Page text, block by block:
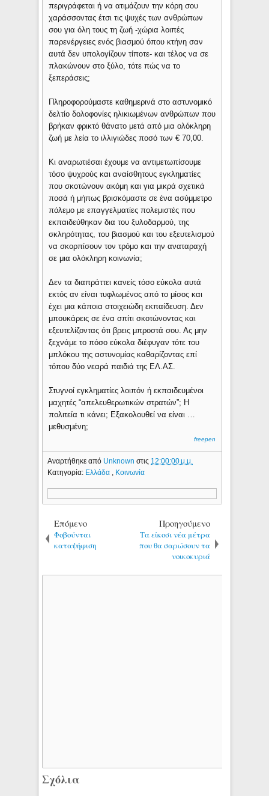
περιγράφεται ή να ατιμάζουν την κόρη σου
χαράσσοντας έτσι τις ψυχές των ανθρώπων
σου για όλη τους τη ζωή -χώρια λοιπές
παρενέργειες ενός βιασμού όπου κτήνη σαν
αυτά δεν υπολογίζουν τίποτε- και τέλος να σε
πλακώνουν στο ξύλο, τότε πώς να το
ξεπεράσεις;
Πληροφορούμαστε καθημερινά στο αστυνομικό
δελτίο δολοφονίες ηλικιωμένων ανθρώπων που
βρήκαν φρικτό θάνατο μετά από μια ολόκληρη
ζωή με λεία το ιλλιγιώδες ποσό των € 70,00.
Κι αναρωτιέσαι έχουμε να αντιμετωπίσουμε
τόσο ψυχρούς και αναίσθητους εγκληματίες
που σκοτώνουν ακόμη και για μικρά σχετικά
ποσά ή μήπως βρισκόμαστε σε ένα ασύμμετρο
πόλεμο με επαγγελματίες πολεμιστές που
εκπαιδεύθηκαν δια του ξυλοδαρμού, της
σκληρότητας, του βιασμού και του εξευτελισμού
να σκορπίσουν τον τρόμο και την αναταραχή
σε μια ολόκληρη κοινωνία;
Δεν τα διαπράττει κανείς τόσο εύκολα αυτά
εκτός αν είναι τυφλωμένος από το μίσος και
έχει μια κάποια στοιχειώδη εκπαίδευση. Δεν
μπουκάρεις σε ένα σπίτι σκοτώνοντας και
εξευτελίζοντας ότι βρεις μπροστά σου. Ας μην
ξεχνάμε το πόσο εύκολα διέφυγαν τότε του
μπλόκου της αστυνομίας καθαρίζοντας επί
τόπου δύο νεαρά παιδιά της ΕΛ.ΑΣ.
Στυγνοί εγκληματίες λοιπόν ή εκπαιδευμένοι
μαχητές “απελευθερωτικών στρατών”; Η
πολιτεία τι κάνει; Εξακολουθεί να είναι …
μεθυσμένη;
freepen
Αναρτήθηκε από Unknownστις 12:00:00 μ.μ.
Κατηγορία: Ελλάδα Κοινωνία
Επόμενο
Φοβούνται
καταψήφιση
Προηγούμενο
Τα είκοσι νέα μέτρα
που θα σαρώσουν τα
νοικοκυριά
Σχόλια